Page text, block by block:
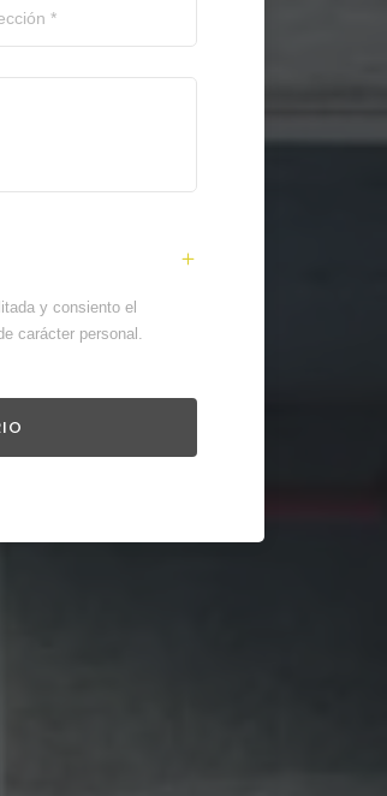
y consiento el
carácter personal.